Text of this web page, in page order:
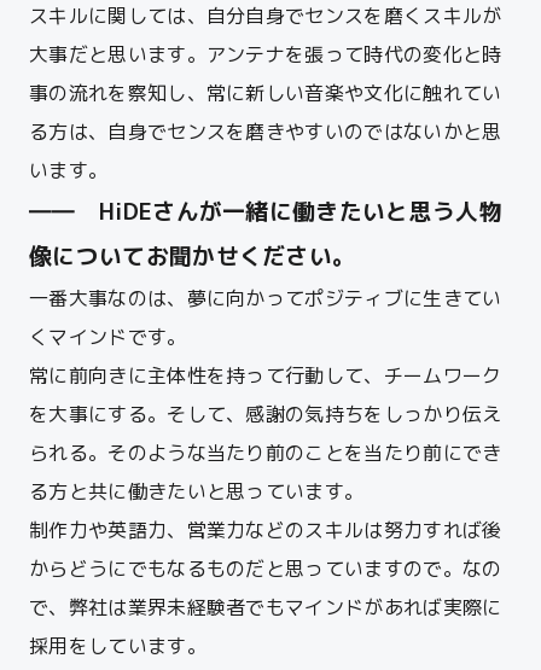
スキルに関しては、自分自身でセンスを磨くスキルが
大事だと思います。アンテナを張って時代の変化と時
事の流れを察知し、常に新しい音楽や文化に触れてい
る方は、自身でセンスを磨きやすいのではないかと思
います。
―― HiDEさんが一緒に働きたいと思う人物
像についてお聞かせください。
一番大事なのは、夢に向かってポジティブに生きてい
くマインドです。
常に前向きに主体性を持って行動して、チームワーク
を大事にする。そして、感謝の気持ちをしっかり伝え
られる。そのような当たり前のことを当たり前にでき
る方と共に働きたいと思っています。
制作力や英語力、営業力などのスキルは努力すれば後
からどうにでもなるものだと思っていますので。なの
で、弊社は業界未経験者でもマインドがあれば実際に
採用をしています。